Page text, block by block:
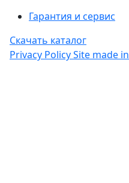
Гарантия и сервис
Скачать каталог
Privacy PolicySite made in